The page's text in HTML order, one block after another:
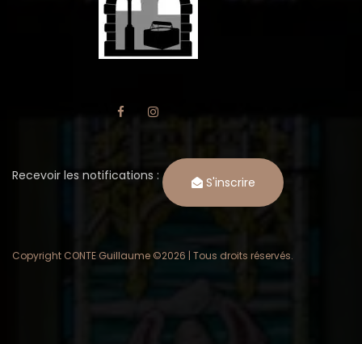
Recevoir les notifications : S'inscrire
Copyright CONTE Guillaume ©2026 | Tous droits réservés.